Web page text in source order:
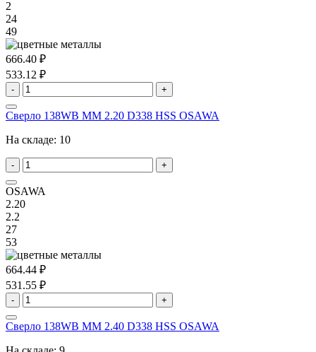
2
24
49
666.40 ₽
533.12 ₽
- +
Сверло 138WB MM 2.20 D338 HSS OSAWA
На складе: 10
- +
OSAWA
2.20
2.2
27
53
664.44 ₽
531.55 ₽
- +
Сверло 138WB MM 2.40 D338 HSS OSAWA